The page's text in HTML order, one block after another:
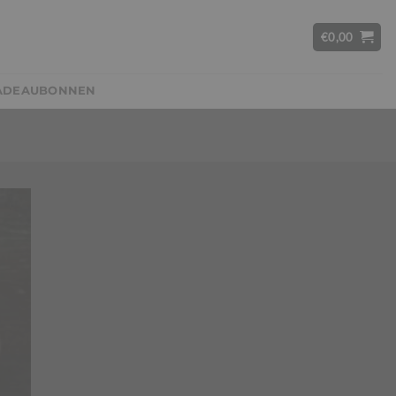
€0,00